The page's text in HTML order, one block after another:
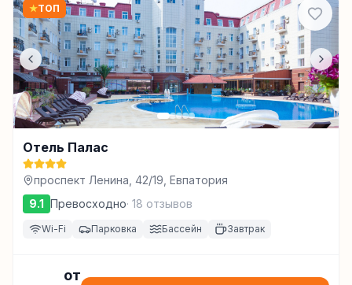
★ТОП
Отель Палас
проспект Ленина, 42/19, Евпатория
9.1 Превосходно· 18 отзывов
Wi-Fi Парковка Бассейн Завтрак
от